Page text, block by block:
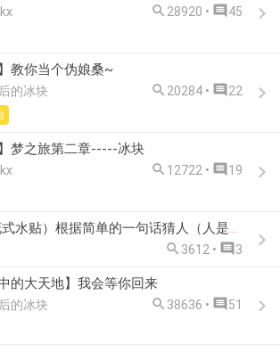
 28920 •  45
】教你当个伪娘桑~
的冰块  20284 •  22
】梦之旅第二章-----冰块
 12722 •  19
【私人活动】（花式水贴）根据简单的一句话猜人（人是小镇的）（第一期）
 3612 •  3
中的大天地】我会等你回来
的冰块  38636 •  51